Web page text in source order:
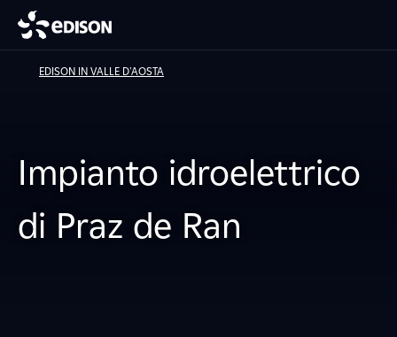
EDISON IN VALLE D'AOSTA
Impianto idroelettrico
di Praz de Ran